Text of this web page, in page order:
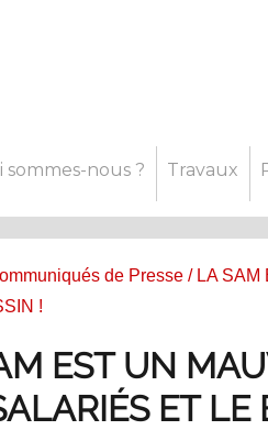
sommes-nous ? Travaux
de Presse/ LA SAM
!
EST UN
ET LE